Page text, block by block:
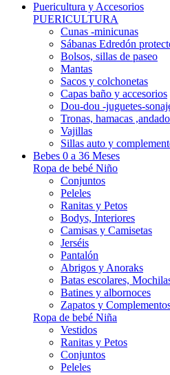
Puericultura y Accesorios
PUERICULTURA
Cunas -minicunas
Sábanas Edredón
Bolsos, sillas de paseo
Mantas
Sacos y colchonetas
Capas baño y accesorios
Dou-dou -juguetes-
Tronas, hamacas
Vajillas
Sillas auto y
Bebes 0 a 36 Meses
Ropa de bebé Niño
Conjuntos
Peleles
Ranitas y Petos
Bodys, Interiores
Camisas y Camisetas
Jerséis
Pantalón
Abrigos y Anoraks
Batas escolares,
Batines y albornoces
Zapatos y
Ropa de bebé Niña
Vestidos
Ranitas y Petos
Conjuntos
Peleles